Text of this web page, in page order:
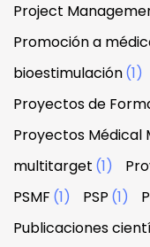
Project
Promoción a
bioestimulación(1)
Proyectos de
Proyectos Médical
multitarget (1)
PSMF (1) PSP (1)
Publicaciones